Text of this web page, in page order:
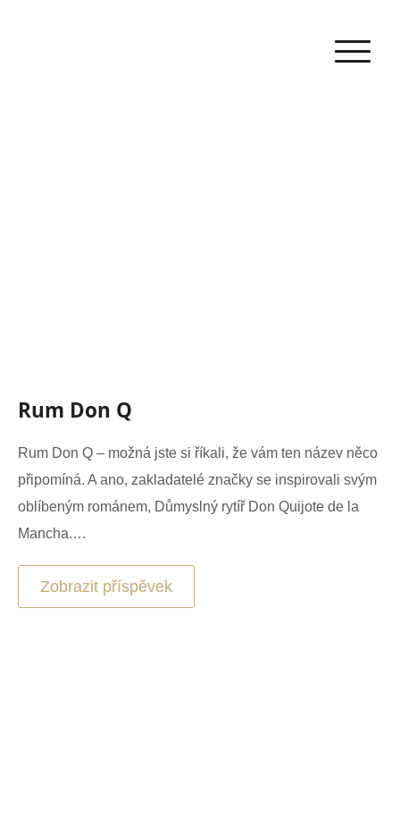
Rum Don Q
Rum Don Q – možná jste si říkali, že vám ten název něco
připomíná. A ano, zakladatelé značky se inspirovali svým
oblíbeným románem, Důmyslný rytíř Don Quijote de la
Mancha.…
Zobrazit příspěvek